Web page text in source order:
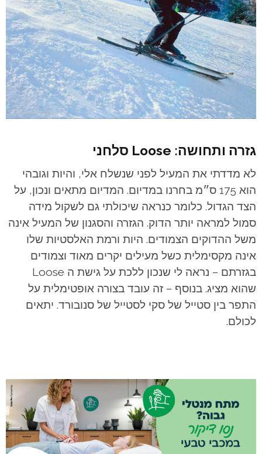
גזרה ותחושה: Loose סלחני
לא מדדתי את המעיל לפני שנשלח אלי, והיות וגובהי
הוא 175 ס״מ בחרנו במדיום. המדיום מתאים ונכון, על
הצד הגדול. כלומר כנראה שיכולתי גם לשקול מידה
סמול למראה יותר הדוק. הגזרה והסגנון של המעיל אינה
משל ההדוקים הצמודים. היות ורמת האלסטיות שלו
אינה מקסימלית כשל מעילים יקרים מאוד וצמודים
בגזרתם – נראה לי שנכון ללכת על גישת ה Loose
שהוא מציג. בנוסף – זה עובד בצורה אופטימלית על
התפר בין סטייל של סקי לסטייל של סנובורד. יתאים
לכולם.